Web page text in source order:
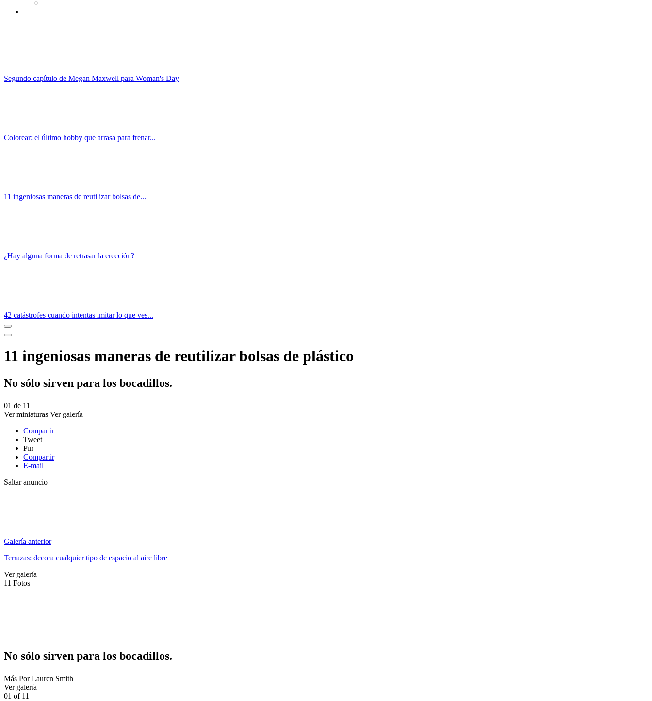
Segundo capítulo de Megan Maxwell para Woman's Day
Colorear: el último hobby que arrasa para frenar...
11 ingeniosas maneras de reutilizar bolsas de...
¿Hay alguna forma de retrasar la erección?
42 catástrofes cuando intentas imitar lo que ves...
11 ingeniosas maneras de reutilizar bolsas de plástico
No sólo sirven para los bocadillos.
01 de 11
Ver miniaturas Ver galería
Compartir
Tweet
Pin
Compartir
E-mail
Saltar anuncio
Galería anterior
Terrazas: decora cualquier tipo de espacio al aire libre
Ver galería
11 Fotos
No sólo sirven para los bocadillos.
Más PorLauren Smith
Ver galería
01 of 11